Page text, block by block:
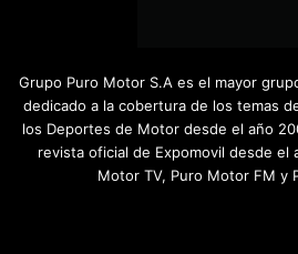
Grupo Puro Motor S.A es el mayor
dedicado a la cobertura de los temas
los Deportes de Motor desde el año
revista oficial de Expomovil desde el
Motor TV, Puro Motor FM y